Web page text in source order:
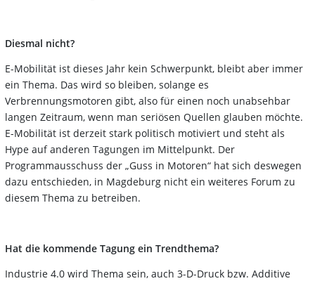
Diesmal nicht?
E-Mobilität ist dieses Jahr kein Schwerpunkt, bleibt aber immer
ein Thema. Das wird so bleiben, solange es
Verbrennungsmotoren gibt, also für einen noch unabsehbar
langen Zeitraum, wenn man seriösen Quellen glauben möchte.
E-Mobilität ist derzeit stark politisch motiviert und steht als
Hype auf anderen Tagungen im Mittelpunkt. Der
Programmausschuss der „Guss in Motoren“ hat sich deswegen
dazu entschieden, in Magdeburg nicht ein weiteres Forum zu
diesem Thema zu betreiben.
Hat die kommende Tagung ein Trendthema?
Industrie 4.0 wird Thema sein, auch 3-D-Druck bzw. Additive